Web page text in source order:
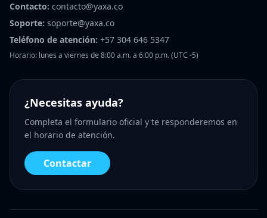
Contacto: contacto@yaxa.co
Soporte: soporte@yaxa.co
Teléfono de atención: +57 304 646 5347
Horario: lunes a viernes de 8:00 a.m. a 6:00 p.m. (UTC -5)
¿Necesitas ayuda?
Completa el formulario oficial y te responderemos en
el horario de atención.
Contactar